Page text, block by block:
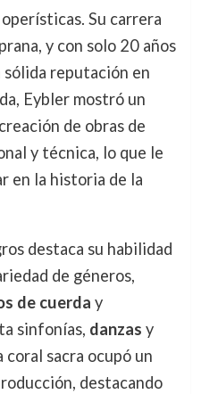
Su carrera
y con solo 20 años
reputación en
Eybler mostró un
de obras de
y técnica, lo que le
en la historia de la
destaca su habilidad
de géneros,
de cuerda y
sinfonías, danzas y
coral sacra ocupó un
destacando